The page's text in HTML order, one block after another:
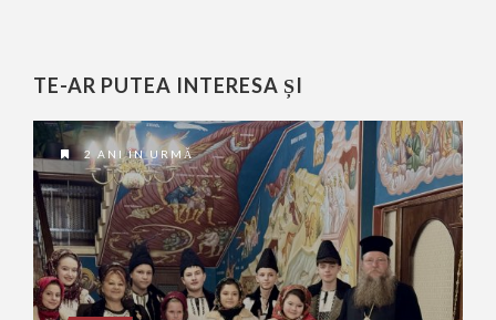
TE-AR PUTEA INTERESA ȘI
2 ANI ÎN URMĂ